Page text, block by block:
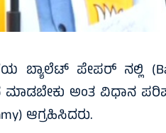
ಬ್ಯಾಲೆಟ್ ಪೇಪರ್ ನಲ್ಲಿ
ಮಾಡಬೇಕು ಅಂತ ವಿಧಾನ
ಆಗ್ರಹಿಸಿದರು.